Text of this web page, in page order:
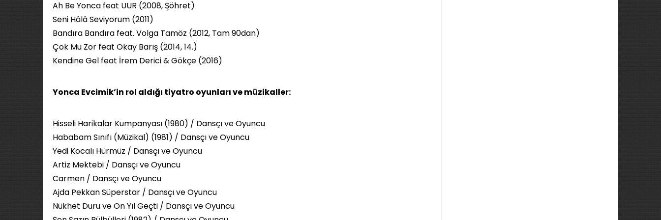
Ah Be Yonca feat UUR (2008, Şöhret)
Seni Hâlâ Seviyorum (2011)
Bandıra Bandıra feat. Volga Tamöz (2012, Tam 90dan)
Çok Mu Zor feat Okay Barış (2014, 14.)
Kendine Gel feat İrem Derici & Gökçe (2016)
Yonca Evcimik’in rol aldığı tiyatro oyunları ve müzikaller:
Hisseli Harikalar Kumpanyası (1980) / Dansçı ve Oyuncu
Hababam Sınıfı (Müzikal) (1981) / Dansçı ve Oyuncu
Yedi Kocalı Hürmüz / Dansçı ve Oyuncu
Artiz Mektebi / Dansçı ve Oyuncu
Carmen / Dansçı ve Oyuncu
Ajda Pekkan Süperstar / Dansçı ve Oyuncu
Nükhet Duru ve On Yıl Geçti / Dansçı ve Oyuncu